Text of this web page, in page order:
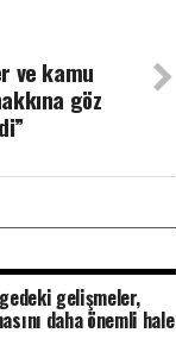
ve kamu
göz
gelişmeler,
daha önemli hale